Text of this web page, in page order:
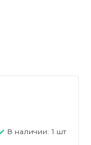
В наличии: 1 шт